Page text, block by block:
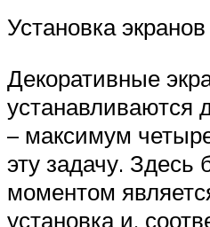
Установка
Декоративные
устанавливаются
– максимум
эту задачу.
моментом
установка и,